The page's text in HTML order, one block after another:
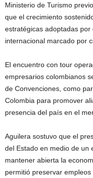
Ministerio de Turismo
que el crecimiento
estratégicas adoptadas
internacional marcado por
El encuentro con tour
empresarios colombianos
de Convenciones, como
Colombia para promover
presencia del país en el
Aguilera sostuvo que el
del Estado en medio de un
mantener abierta la
permitió preservar